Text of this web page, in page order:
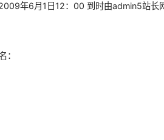
年6月1日12：00 到时由admin5站长
：